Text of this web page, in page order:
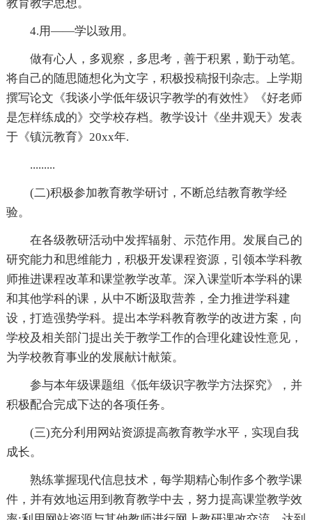
教育教学思想。
4.用——学以致用。
做有心人，多观察，多思考，善于积累，勤于动笔。
将自己的随思随想化为文字，积极投稿报刊杂志。上学期
撰写论文《我谈小学低年级识字教学的有效性》《好老师
是怎样练成的》交学校存档。教学设计《坐井观天》发表
于《镇沅教育》20xx年.
.........
(二)积极参加教育教学研讨，不断总结教育教学经
验。
在各级教研活动中发挥辐射、示范作用。发展自己的
研究能力和思维能力，积极开发课程资源，引领本学科教
师推进课程改革和课堂教学改革。深入课堂听本学科的课
和其他学科的课，从中不断汲取营养，全力推进学科建
设，打造强势学科。提出本学科教育教学的改进方案，向
学校及相关部门提出关于教学工作的合理化建设性意见，
为学校教育事业的发展献计献策。
参与本年级课题组《低年级识字教学方法探究》，并
积极配合完成下达的各项任务。
(三)充分利用网站资源提高教育教学水平，实现自我
成长。
熟练掌握现代信息技术，每学期精心制作多个教学课
件，并有效地运用到教育教学中去，努力提高课堂教学效